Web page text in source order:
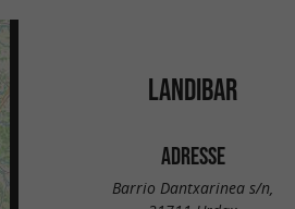
LANDIBAR
ADRESSE
Barrio Dantxarinea s/n,